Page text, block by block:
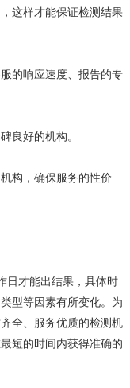
这样才能保证检测结果
的响应速度、报告的专
好的机构。
构，确保服务的性价
才能出结果，具体时
型等因素有所变化。为
全、服务优质的检测机
短的时间内获得准确的